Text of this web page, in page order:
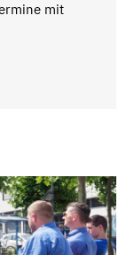
mit